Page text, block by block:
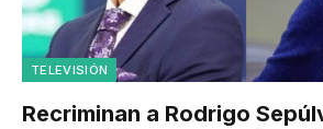
TELEVISIÓN
Recriminan a Rodrigo